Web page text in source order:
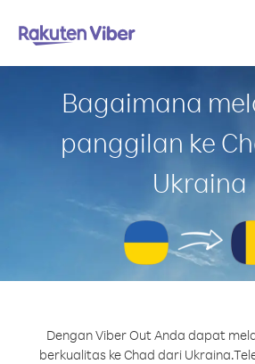
Bagaimana
panggilan ke
Ukraina
Dengan Viber Out Anda dapat
berkualitas ke Chad dari Ukraina.